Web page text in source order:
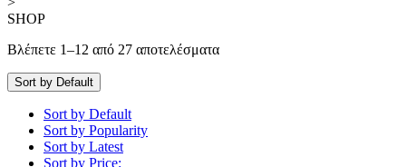
SHOP
Βλέπετε 1–12 από 27 αποτελέσματα
Sort by Default
Sort by Default
Sort by Popularity
Sort by Latest
Sort by Price: